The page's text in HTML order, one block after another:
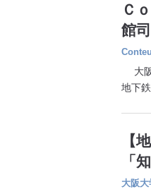
Ｃ
館
大阪
地下
【
「
大阪